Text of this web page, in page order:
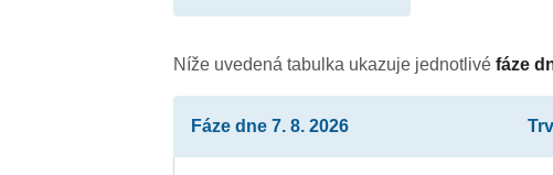
Níže uvedená tabulka ukazuje jednotlivéfáze
Fáze dne 7. 8. 2026